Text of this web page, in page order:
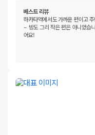
베스트 리뷰
하카타역에서도 가까운 편이고
~ 방도 그리 작은 편은 아니었습
어요!